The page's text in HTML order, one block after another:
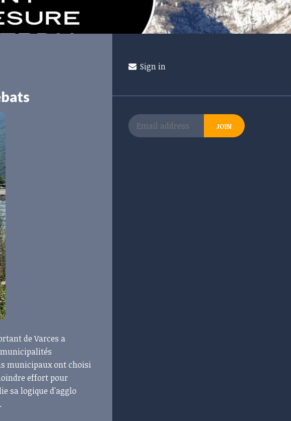
de Varces a
municipalités
municipaux ont choisi
effort pour
sa logique d'agglo
Sign in